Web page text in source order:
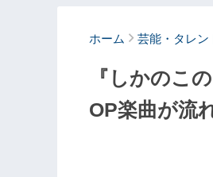
ホーム 芸能・タレン
『しかのこ
OP楽曲が流